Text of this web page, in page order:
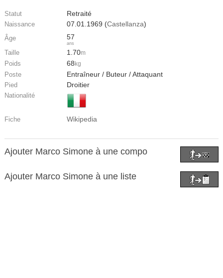
Statut Retraité
Naissance 07.01.1969 (Castellanza)
Âge 57
ans
Taille 1.70m
Poids 68 kg
Poste Entraîneur / Buteur / Attaquant
Pied Droitier
Nationalité
Fiche Wikipedia
Ajouter Marco Simone à une compo
Ajouter Marco Simone à une liste